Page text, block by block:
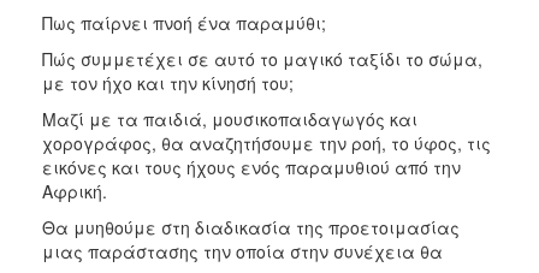
Πως παίρνει πνοή ένα παραμύθι;
Πώς συμμετέχει σε αυτό το μαγικό ταξίδι το σώμα,
με τον ήχο και την κίνησή του;
Μαζί με τα παιδιά, μουσικοπαιδαγωγός και
χορογράφος, θα αναζητήσουμε την ροή, το ύφος, τις
εικόνες και τους ήχους ενός παραμυθιού από την
Αφρική.
Θα μυηθούμε στη διαδικασία της προετοιμασίας
μιας παράστασης την οποία στην συνέχεια θα